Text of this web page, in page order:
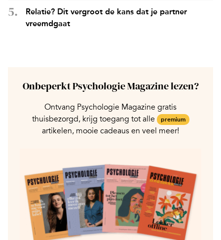
Relatie? Dit vergroot de kans dat je partner
vreemdgaat
Onbeperkt Psychologie Magazine lezen?
Ontvang Psychologie Magazine gratis
thuisbezorgd, krijg toegang tot alle
premium
artikelen, mooie cadeaus en veel meer!